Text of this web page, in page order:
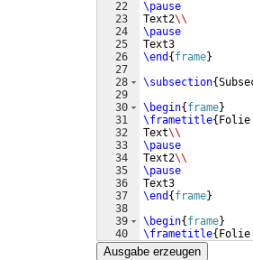
22
23
24
25
26
27
28
29
30
31
32
33
34
35
36
37
38
39
40
41
\pause
Text2\\
\pause
Text3
\end { frame}
\subsection{
\begin{ frame}
\frametitle{
Text\\
\pause
Text2\\
\pause
Text3
\end { frame}
\begin{ frame}
\frametitle{
Text\\
Ausgabe erzeugen